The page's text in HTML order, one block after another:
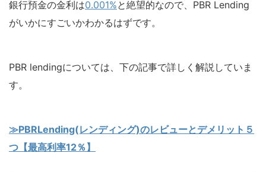
銀行預金の金利は0.001%と絶望的なので、PBR Lending
がいかにすごいかわかるはずです。
PBR lendingについては、下の記事で詳しく解説していま
す。
≫PBRLending(レンディング)のレビューとデメリット５
つ【最高利率12％】